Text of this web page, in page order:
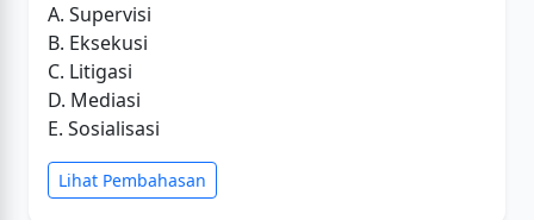
A. Supervisi
B. Eksekusi
C. Litigasi
D. Mediasi
E. Sosialisasi
Lihat Pembahasan